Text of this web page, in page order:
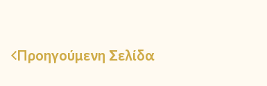
Προηγούμενη Σελίδα